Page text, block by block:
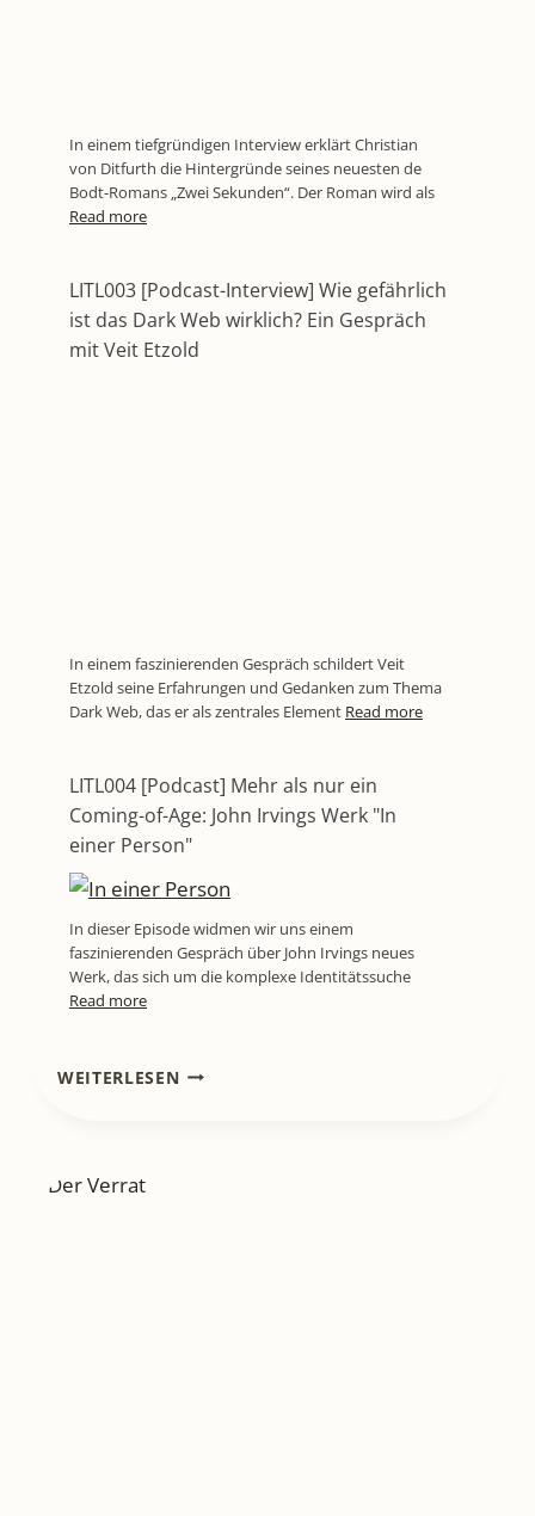
In einem tiefgründigen Interview erklärt Christian
von Ditfurth die Hintergründe seines neuesten de
Bodt-Romans „Zwei Sekunden“. Der Roman wird als
Read more
LITL003 [Podcast-Interview] Wie gefährlich
ist das Dark Web wirklich? Ein Gespräch
mit Veit Etzold
In einem faszinierenden Gespräch schildert Veit
Etzold seine Erfahrungen und Gedanken zum Thema
Dark Web, das er als zentrales Element Read more
LITL004 [Podcast] Mehr als nur ein
Coming-of-Age: John Irvings Werk "In
einer Person"
In dieser Episode widmen wir uns einem
faszinierenden Gespräch über John Irvings neues
Werk, das sich um die komplexe Identitätssuche
Read more
WEITERLESENLITL669